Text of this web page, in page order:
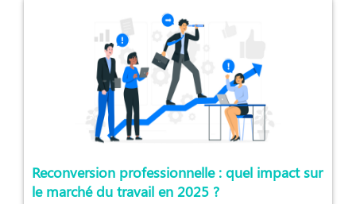
Reconversion professionnelle : quel impact sur
le marché du travail en 2025 ?